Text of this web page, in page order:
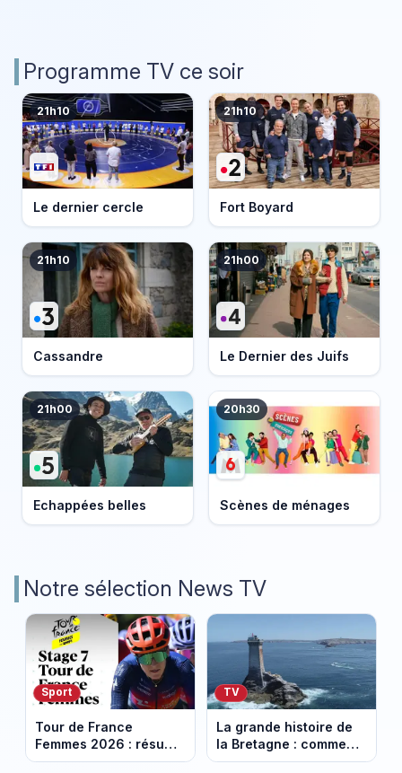
Programme TV ce soir
21h10
Le dernier cercle
21h10
Fort Boyard
21h10
Cassandre
21h00
Le Dernier des Juifs
21h00
Echappées belles
20h30
Scènes de ménages
Notre sélection News TV
Sport
Tour de France
Femmes 2026 : résumé
vidéo de la 7e étape
TV
La grande histoire de
la Bretagne : comment
les Bretons ont